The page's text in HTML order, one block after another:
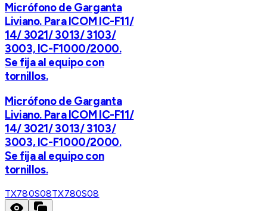
Micrófono de Garganta
Liviano. Para ICOM IC-F11/
14/ 3021/ 3013/ 3103/
3003, IC-F1000/2000.
Se fija al equipo con
tornillos.
Micrófono de Garganta
Liviano. Para ICOM IC-F11/
14/ 3021/ 3013/ 3103/
3003, IC-F1000/2000.
Se fija al equipo con
tornillos.
TX780S08TX780S08